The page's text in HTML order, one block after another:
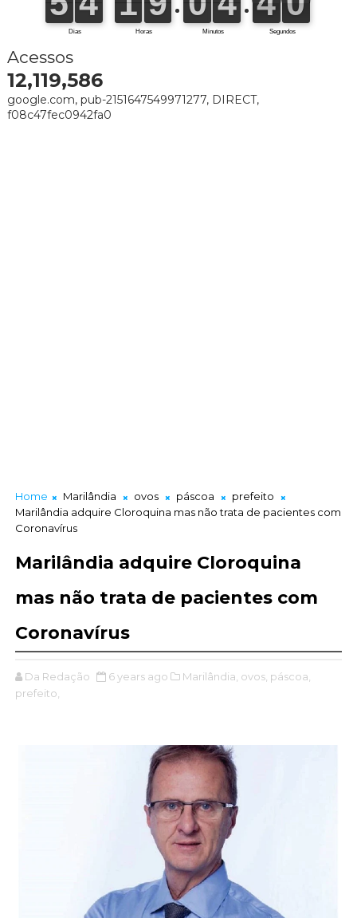
Acessos
12,119,586
google.com, pub-2151647549971277, DIRECT,
f08c47fec0942fa0
Home Marilândia ovos páscoa
prefeito
Marilândia adquire Cloroquina mas não trata de pacientes com
Coronavírus
Marilândia adquire Cloroquina
mas não trata de pacientes com
Coronavírus
Da Redação 6 years ago Marilândia, ovos, páscoa,
prefeito,